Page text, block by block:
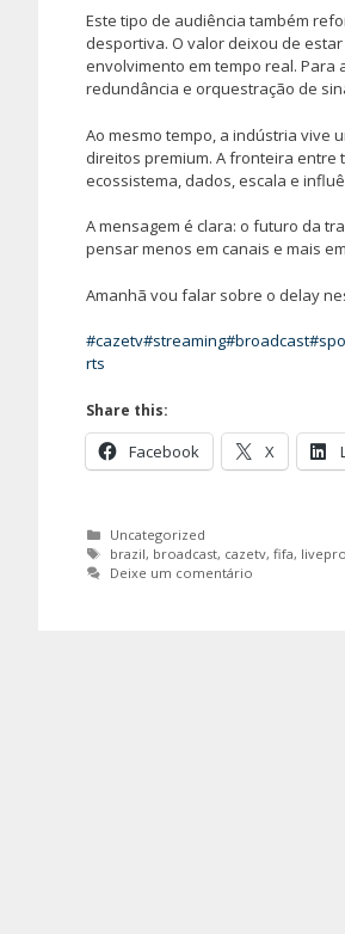
Este tipo de audiência também
desportiva. O valor deixou de
envolvimento em tempo real. Para
redundância e orquestração de
Ao mesmo tempo, a indústria vive
direitos premium. A fronteira
ecossistema, dados, escala e
A mensagem é clara: o futuro da
pensar menos em canais e mais
Amanhã vou falar sobre o delay
#cazetv#streaming#broadcast
rts
Share this:
Facebook X
Categorias
Uncategorized
Etiquetas
brazil, broadcast, cazetv, fifa,
Deixe um comentário